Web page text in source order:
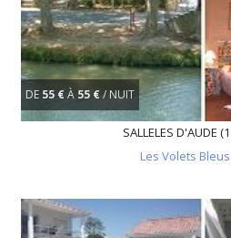
DE 55 €À 55 €/ NUIT
SALLELES D'AUDE
Les Volets Bleus